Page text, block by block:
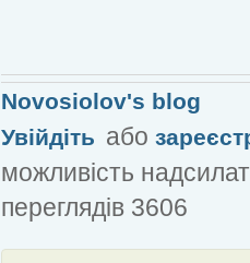
Novosiolov's blog
Увійдіть або
можливість
переглядів 3606